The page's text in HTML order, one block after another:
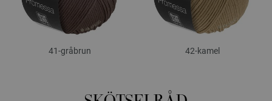
41-gråbrun 42-kamel